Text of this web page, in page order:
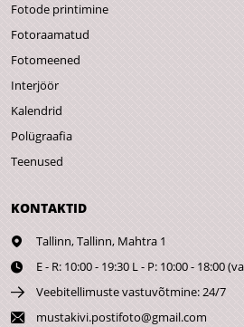
Fotode printimine
Fotoraamatud
Fotomeened
Interjöör
Kalendrid
Polügraafia
Teenused
KONTAKTID
Tallinn,Tallinn, Mahtra 1
E - R: 10:00 - 19:30 L - P: 10:00 - 18:00
Veebitellimuste vastuvõtmine: 24/7
mustakivi.postifoto@gmail.com